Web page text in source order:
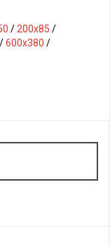
/ 200x85 /
/600x380 /